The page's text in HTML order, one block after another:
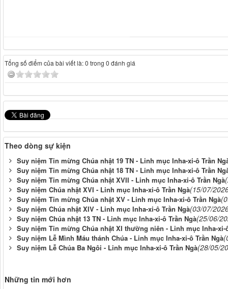
Tổng số điểm của bài viết là: 0 trong 0 đánh giá
Theo dòng sự kiện
Suy niệm Tin mừng Chúa nhật 19 TN - Linh mục Inha-xi-ô Trần
Suy niệm Tin mừng Chúa nhật 18 TN - Linh mục Inha-xi-ô Trần
Suy niệm Tin mừng Chúa nhật XVII - Linh mục Inha-xi-ô Trần Ngà
Suy niệm Chúa nhật XVI - Linh mục Inha-xi-ô Trần Ngà(15/07/
Suy niệm Tin mừng Chúa nhật XV - Linh mục Inha-xi-ô Trần Ngà
Suy niệm Chúa nhật XIV - Linh mục Inha-xi-ô Trần Ngà(03/07/
Suy niệm Chúa nhật 13 TN - Linh mục Inha-xi-ô Trần Ngà(25/06/
Suy niệm Tin mừng Chúa nhật XI thường niên - Linh mục Inha-xi-
Suy niệm Lễ Mình Máu thánh Chúa - Linh mục Inha-xi-ô Trần Ngà
Suy niệm Lễ Chúa Ba Ngôi - Linh mục Inha-xi-ô Trần Ngà(28/05/
Những tin mới hơn